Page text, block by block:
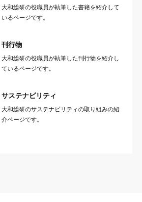
大和総研の役職員が執筆した書籍を紹介して
いるページです。
刊行物
大和総研の役職員が執筆した刊行物を紹介し
ているページです。
サステナビリティ
大和総研のサステナビリティの取り組みの紹
介ページです。